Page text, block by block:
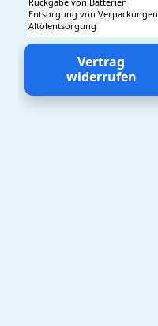
Entsorgung von Verpackungen
Altölentsorgung
Vertrag
widerrufen